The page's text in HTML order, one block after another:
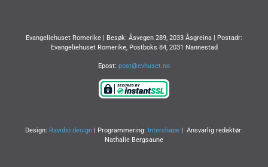
Evangeliehuset Romerike | Besøk: Åsvegen 289, 2033 Åsgreina | Postadr:
Evangeliehuset Romerike, Postboks 84, 2031 Nannestad
Epost: post@evhuset.no
Design: Ravnbö design | Programmering: Intershape | Ansvarlig redaktør:
Nathalie Bergsaune